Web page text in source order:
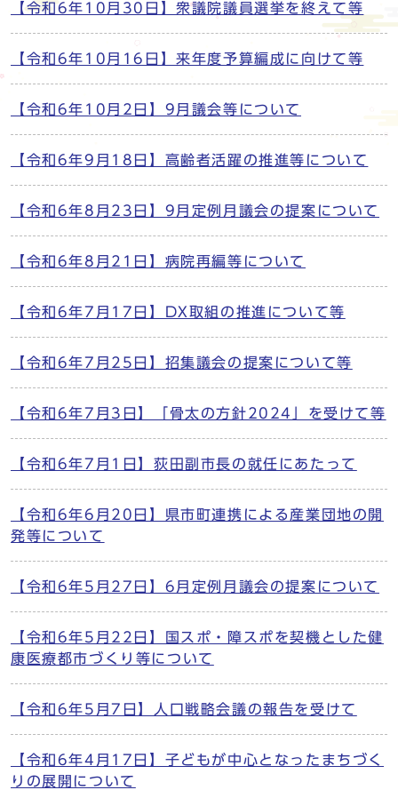
【令和6年10月30日】衆議院議員選挙を終えて等
【令和6年10月16日】来年度予算編成に向けて等
【令和6年10月2日】9月議会等について
【令和6年9月18日】高齢者活躍の推進等について
【令和6年8月23日】9月定例月議会の提案について
【令和6年8月21日】病院再編等について
【令和6年7月17日】DX取組の推進について等
【令和6年7月25日】招集議会の提案について等
【令和6年7月3日】「骨太の方針2024」を受けて等
【令和6年7月1日】荻田副市長の就任にあたって
【令和6年6月20日】県市町連携による産業団地の開
発等について
【令和6年5月27日】6月定例月議会の提案について
【令和6年5月22日】国スポ・障スポを契機とした健
康医療都市づくり等について
【令和6年5月7日】人口戦略会議の報告を受けて
【令和6年4月17日】子どもが中心となったまちづく
りの展開について